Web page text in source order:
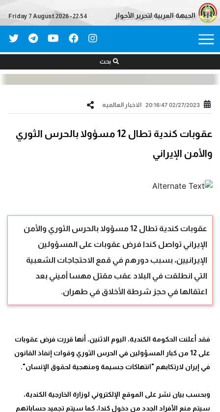
الجبهة العربية لتحرير الأحواز Friday 7 August 2026 - 22:54
بحث
02/27/2023 20:16:47 الاخبار العالمیه
عقوبات كندية تطال 12 مسؤولا بالحرس الثوري
والأمن الإيراني
عقوبات كندية تطال 12 مسؤولا بالحرس الثوري والأمن
الإيراني تواصل كندا فرض عقوبات على المسؤولين
الإيرانيين، بسبب دورهم في قمع الاحتجاجات الشعبية
التي انطلقت في البلاد عقب مقتل مهسا أميني بعد
اعتقالها في حجز شرطة الأخلاق في طهران.
فقد أعلنت الحكومة الكندية، اليوم الاثنين، أنها قررت فرض عقوبات
على 12 من كبار المسؤولين في الحرس الثوري وقوات إنفاذ القانون
وبحسب بيان نشر على الموقع الإلكتروني لوزارة الخارجية الكندية،
سيتم منع الأفراد الجدد من دخول كندا، كما سيتم تجميد حساباتهم